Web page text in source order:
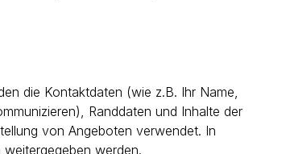
die Kontaktdaten (wie z.B. Ihr Name,
Randdaten und Inhalte der
von Angeboten verwendet. In
werden.